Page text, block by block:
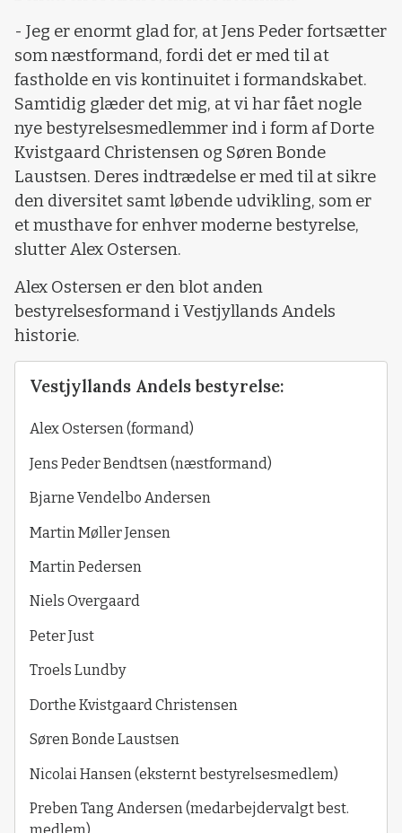
- Jeg er enormt glad for, at Jens Peder fortsætter
som næstformand, fordi det er med til at
fastholde en vis kontinuitet i formandskabet.
Samtidig glæder det mig, at vi har fået nogle
nye bestyrelsesmedlemmer ind i form af Dorte
Kvistgaard Christensen og Søren Bonde
Laustsen. Deres indtrædelse er med til at sikre
den diversitet samt løbende udvikling, som er
et musthave for enhver moderne bestyrelse,
slutter Alex Ostersen.
Alex Ostersen er den blot anden
bestyrelsesformand i Vestjyllands Andels
historie.
Vestjyllands Andels bestyrelse:
Alex Ostersen (formand)
Jens Peder Bendtsen (næstformand)
Bjarne Vendelbo Andersen
Martin Møller Jensen
Martin Pedersen
Niels Overgaard
Peter Just
Troels Lundby
Dorthe Kvistgaard Christensen
Søren Bonde Laustsen
Nicolai Hansen (eksternt bestyrelsesmedlem)
Preben Tang Andersen (medarbejdervalgt best.